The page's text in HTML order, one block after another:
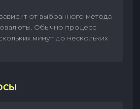
от выбранного метода
Обычно процесс
минут до нескольких